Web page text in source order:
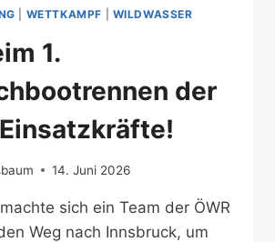
WETTKAMPF WILDWASSER
1.
der
14. Juni 2026
sich ein Team der ÖWR
Weg nach Innsbruck, um